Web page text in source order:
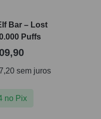
Bar – Lost
Puffs
sem juros
no Pix